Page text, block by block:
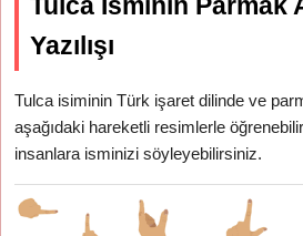
Yazılışı
Tulca isiminin Türk işaret dilinde ve
aşağıdaki hareketli resimlerle
insanlara isminizi söyleyebilirsiniz.